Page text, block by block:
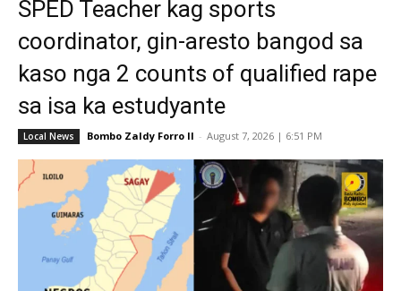
SPED Teacher kag sports
coordinator, gin-aresto bangod sa
kaso nga 2 counts of qualified rape
sa isa ka estudyante
Local News Bombo Zaldy Forro II - August 7, 2026 | 6:51 PM